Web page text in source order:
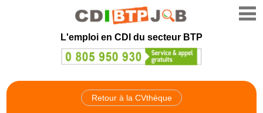
L'emploi en CDI du secteur BTP
Retour à la CVthèque